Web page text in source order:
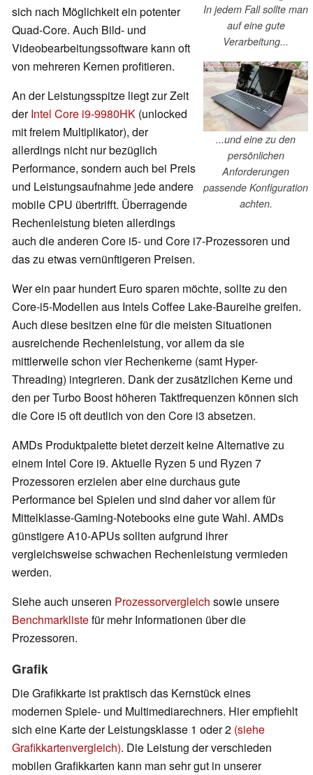
In jedem Fall sollte man
auf eine gute
Verarbeitung...
...und eine zu den
persönlichen
Anforderungen
passende Konfiguration
achten.
sich nach Möglichkeit ein potenter
Quad-Core. Auch Bild- und
Videobearbeitungssoftware kann oft
von mehreren Kernen profitieren.
An der Leistungsspitze liegt zur Zeit
derIntel Core i9-9980HK (unlocked
mit freiem Multiplikator), der
allerdings nicht nur bezüglich
Performance, sondern auch bei Preis
und Leistungsaufnahme jede andere
mobile CPU übertrifft. Überragende
Rechenleistung bieten allerdings
auch die anderen Core i5- und Core i7-Prozessoren und
das zu etwas vernünftigeren Preisen.
Wer ein paar hundert Euro sparen möchte, sollte zu den
Core-i5-Modellen aus Intels Coffee Lake-Baureihe greifen.
Auch diese besitzen eine für die meisten Situationen
ausreichende Rechenleistung, vor allem da sie
mittlerweile schon vier Rechenkerne (samt Hyper-
Threading) integrieren. Dank der zusätzlichen Kerne und
den per Turbo Boost höheren Taktfrequenzen können sich
die Core i5 oft deutlich von den Core i3 absetzen.
AMDs Produktpalette bietet derzeit keine Alternative zu
einem Intel Core i9. Aktuelle Ryzen 5 und Ryzen 7
Prozessoren erzielen aber eine durchaus gute
Performance bei Spielen und sind daher vor allem für
Mittelklasse-Gaming-Notebooks eine gute Wahl. AMDs
günstigere A10-APUs sollten aufgrund ihrer
vergleichsweise schwachen Rechenleistung vermieden
werden.
Siehe auch unseren Prozessorvergleich sowie unsere
Benchmarklistefür mehr Informationen über die
Prozessoren.
Grafik
Die Grafikkarte ist praktisch das Kernstück eines
modernen Spiele- und Multimediarechners. Hier empfiehlt
sich eine Karte der Leistungsklasse 1 oder 2 (siehe
Grafikkartenvergleich). Die Leistung der verschieden
mobilen Grafikkarten kann man sehr gut in unserer